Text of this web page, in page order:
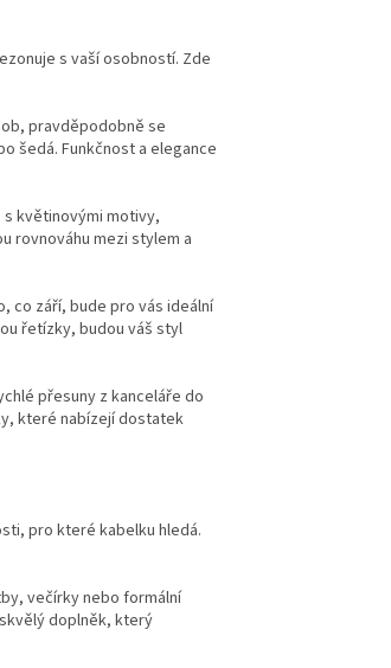
s vaší osobností. Zde
pravděpodobně se
šedá. Funkčnost a elegance
s květinovými motivy,
rovnováhu mezi stylem a
co září, bude pro vás ideální
řetízky, budou váš styl
přesuny z kanceláře do
které nabízejí dostatek
pro které kabelku hledá.
večírky nebo formální
doplněk, který